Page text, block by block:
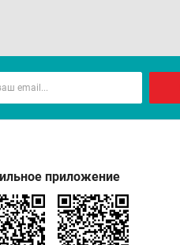
приложение